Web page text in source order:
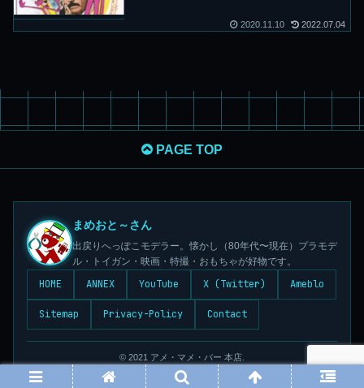
2020.11.10 2022.07.04
PAGE TOP
まめおと～さん
出戻りへっぽこモデラー。懐かし（80年代〜現在）プラモデ
ル・トイガン・映画・特撮・おもちゃが好物です。
HOME ANNEX YouTube X (Twitter) Ameblo
Sitemap Privacy-Policy Contact
© 2021 アメ・マメ・バー 本店.